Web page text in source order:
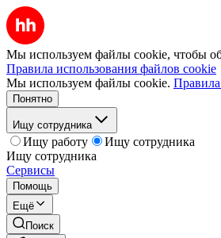
Мы используем файлы cookie, чтобы
Правила использования файлов cookie
Мы используем файлы cookie.
Понятно
Ищу сотрудника
Ищу работу
Ищу сотрудника
Ищу сотрудника
Сервисы
Помощь
Ещё
Поиск